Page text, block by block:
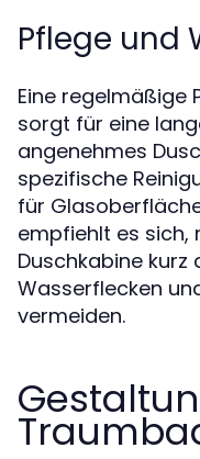
Pflege und
Eine regelmäßige
sorgt für eine
angenehmes
spezifische
für
empfiehlt es sich,
Duschkabine kurz
Wasserflecken
vermeiden.